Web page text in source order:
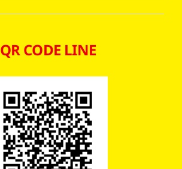
QR CODE LINE